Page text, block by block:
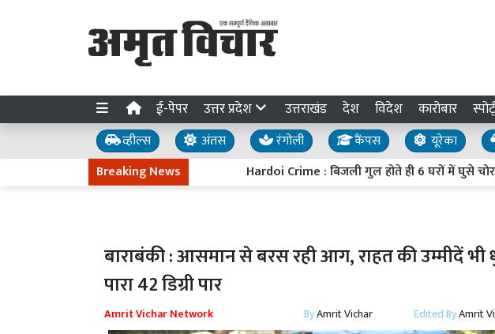
ई-पेपर उत्तर प्रदेश उत्तराखंड देश विदेश कारोबार
व्हील्स अंतस रंगोली कैंपस यूरेका
Breaking News
Hardoi Crime : बिजली गुल होते ही 6 घरों में घुसे चोर, 6 घंटे
बाराबंकी : आसमान से बरस रही आग, राहत की उम्मीदें
पारा 42 डिग्री पार
Amrit Vichar Network ByAmrit Vichar Edited ByAmrit